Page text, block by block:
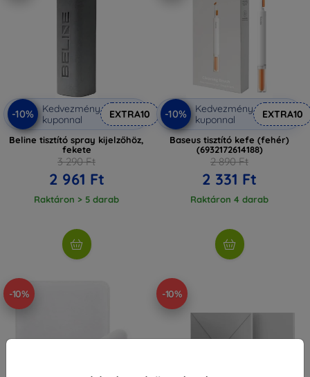
-10%
Kedvezmény
kuponnal
EXTRA10
Beline tisztító spray kijelzőhöz,
fekete
3 290 Ft
2 961 Ft
Raktáron > 5 darab
-10%
Kedvezmény
kuponnal
EXTRA10
Baseus tisztító kefe (fehér)
(6932172614188)
2 890 Ft
2 331 Ft
Raktáron 4 darab
-10% -10%